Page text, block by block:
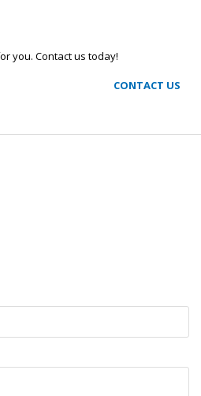
you. Contact us today!
CONTACT US